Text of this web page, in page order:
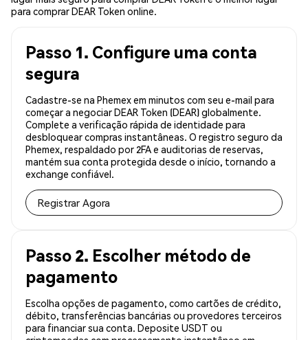
para comprar DEAR Token online.
Passo 1. Configure uma conta
segura
Cadastre-se na Phemex em minutos com seu e-mail para
começar a negociar DEAR Token (DEAR) globalmente.
Complete a verificação rápida de identidade para
desbloquear compras instantâneas. O registro seguro da
Phemex, respaldado por 2FA e auditorias de reservas,
mantém sua conta protegida desde o início, tornando a
exchange confiável.
Registrar Agora
Passo 2. Escolher método de
pagamento
Escolha opções de pagamento, como cartões de crédito,
débito, transferências bancárias ou provedores terceiros
para financiar sua conta. Deposite USDT ou